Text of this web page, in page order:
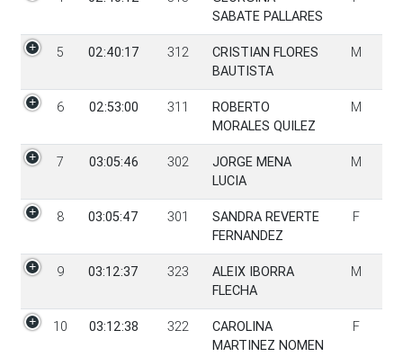
SABATE PALLARES
5 02:40:17 312
CRISTIAN FLORES
BAUTISTA
M
6 02:53:00 311
ROBERTO
MORALES QUILEZ
M
7 03:05:46 302
JORGE MENA
LUCIA
M
8 03:05:47 301
SANDRA REVERTE
FERNANDEZ
F
9 03:12:37 323
ALEIX IBORRA
FLECHA
M
10 03:12:38 322
CAROLINA
MARTINEZ NOMEN
F